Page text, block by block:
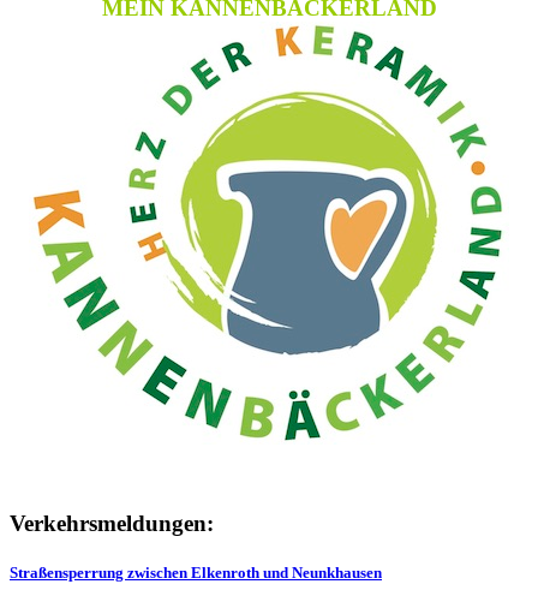
MEIN KANNENBÄCKERLAND
Verkehrsmeldungen:
Straßensperrung zwischen Elkenroth und Neunkhausen